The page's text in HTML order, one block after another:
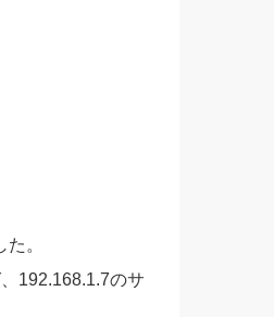
。
192.168.1.7のサ